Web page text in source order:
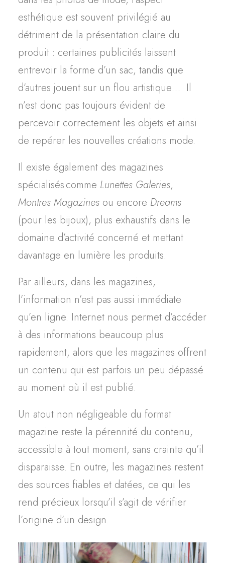
esthétique est souvent privilégié au
détriment de la présentation claire du
produit : certaines publicités laissent
entrevoir la forme d’un sac, tandis que
d’autres jouent sur un flou artistique… Il
n’est donc pas toujours évident de
percevoir correctement les objets et ainsi
de repérer les nouvelles créations mode.
Il existe également des magazines
spécialisés comme Lunettes Galeries,
Montres Magazines ou encore Dreams
(pour les bijoux), plus exhaustifs dans le
domaine d’activité concerné et mettant
davantage en lumière les produits.
Par ailleurs, dans les magazines,
l’information n’est pas aussi immédiate
qu’en ligne. Internet nous permet d’accéder
à des informations beaucoup plus
rapidement, alors que les magazines offrent
un contenu qui est parfois un peu dépassé
au moment où il est publié.
Un atout non négligeable du format
magazine reste la pérennité du contenu,
accessible à tout moment, sans crainte qu’il
disparaisse. En outre, les magazines restent
des sources fiables et datées, ce qui les
rend précieux lorsqu’il s’agit de vérifier
l’origine d’un design.